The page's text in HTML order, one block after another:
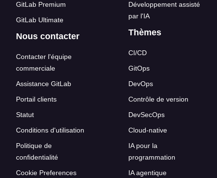
GitLab Premium
GitLab Ultimate
Nous contacter
Contacter l'équipe
commerciale
Assistance GitLab
Portail clients
Statut
Conditions d'utilisation
Politique de
confidentialité
Cookie Preferences
Développement assisté
par l'IA
Thèmes
CI/CD
GitOps
DevOps
Contrôle de version
DevSecOps
Cloud-native
IA pour la
programmation
IA agentique